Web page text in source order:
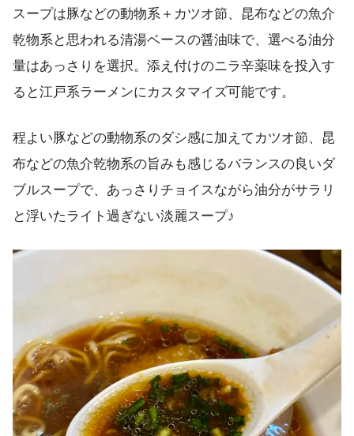
スープは豚などの動物系＋カツオ節、昆布などの魚介
乾物系と思われる清湯ベースの醤油味で、選べる油分
量はあっさりを選択。添え付けのニラ辛薬味を投入す
ると江戸系ラーメンにカスタマイズ可能です。
程よい豚などの動物系のダシ感に加えてカツオ節、昆
布などの魚介乾物系の旨みも感じるバランスの良いダ
ブルスープで、あっさりチョイスながら油分がサラリ
と浮いたライト過ぎない淡麗スープ♪